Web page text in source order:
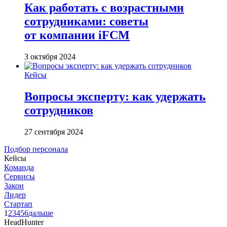
Как работать с возрастными
сотрудниками: советы
от компании iFCM
3 октября 2024
Кейсы
Вопросы эксперту: как удержать
сотрудников
27 сентября 2024
Подбор персонала
Кейсы
Команда
Сервисы
Закон
Лидер
Стартап
1 23456дальше
HeadHunter